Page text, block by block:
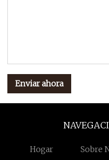
Enviar ahora
Hogar Sobre